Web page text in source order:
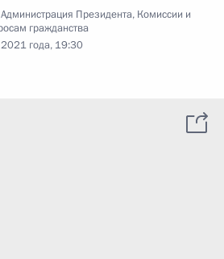
Администрация Президента, Комиссии и
гражданства
года, 19:30